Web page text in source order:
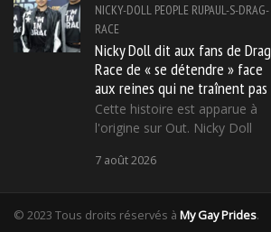
NICKY-DOLL PEOPLE RUPAUL-S-DRAG-
RACE
Nicky Doll dit aux fans de Drag
Race de « se détendre » face
aux reines qui ne traînent pas
Cette histoire est apparue à
l'origine sur Out. Nicky Doll
7 août 2026
© 2023 Tous droits réservés à My Gay Prides.